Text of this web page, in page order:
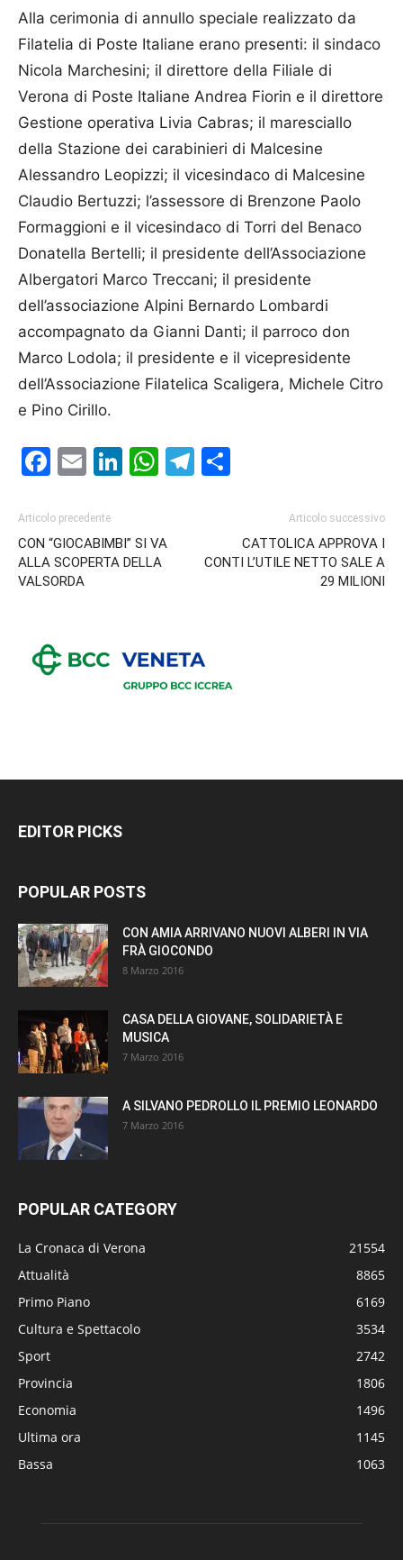
Alla cerimonia di annullo speciale realizzato da
Filatelia di Poste Italiane erano presenti: il sindaco
Nicola Marchesini; il direttore della Filiale di
Verona di Poste Italiane Andrea Fiorin e il direttore
Gestione operativa Livia Cabras; il maresciallo
della Stazione dei carabinieri di Malcesine
Alessandro Leopizzi; il vicesindaco di Malcesine
Claudio Bertuzzi; l’assessore di Brenzone Paolo
Formaggioni e il vicesindaco di Torri del Benaco
Donatella Bertelli; il presidente dell’Associazione
Albergatori Marco Treccani; il presidente
dell’associazione Alpini Bernardo Lombardi
accompagnato da Gianni Danti; il parroco don
Marco Lodola; il presidente e il vicepresidente
dell’Associazione Filatelica Scaligera, Michele Citro
e Pino Cirillo.
Facebook
EmailLinkedIn
WhatsApp
Telegram
Articolo precedente
CON “GIOCABIMBI” SI VA
ALLA SCOPERTA DELLA
VALSORDA
Articolo successivo
CATTOLICA APPROVA I
CONTI L’UTILE NETTO SALE A
29 MILIONI
EDITOR PICKS
POPULAR POSTS
CON AMIA ARRIVANO NUOVI ALBERI IN VIA
FRÀ GIOCONDO
8 Marzo 2016
CASA DELLA GIOVANE, SOLIDARIETÀ E
MUSICA
7 Marzo 2016
A SILVANO PEDROLLO IL PREMIO LEONARDO
7 Marzo 2016
POPULAR CATEGORY
La Cronaca di Verona
21554
Attualità
8865
Primo Piano
6169
Cultura e Spettacolo
3534
Sport
2742
Provincia
1806
Economia
1496
Ultima ora
1145
Bassa
1063